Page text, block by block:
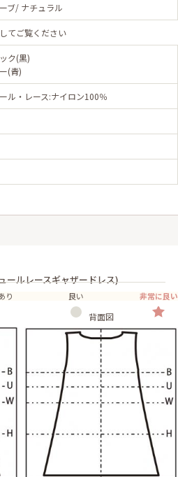
ブ/ ナチュラル
てご覧ください
ク(黒)
(青)
ル・レース:ナイロン100％
ールレースギャザードレス)
り 良い 非常に良い
背面図